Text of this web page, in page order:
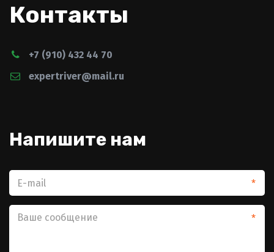
Контакты
+7 (910) 432 44 70
expertriver@mail.ru
Напишите нам­
*
*